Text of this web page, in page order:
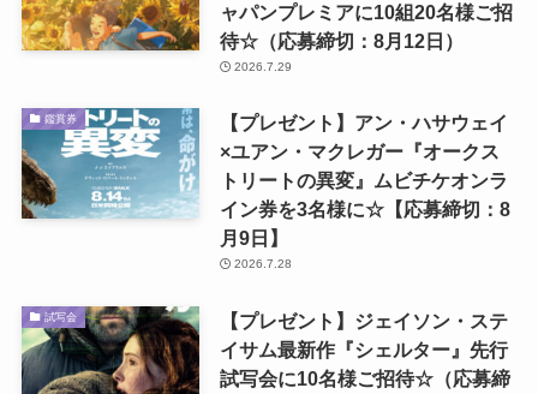
ャパンプレミアに10組20名様ご招
待☆（応募締切：8月12日）
2026.7.29
鑑賞券
【プレゼント】アン・ハサウェイ
×ユアン・マクレガー『オークス
トリートの異変』ムビチケオンラ
イン券を3名様に☆【応募締切：8
月9日】
2026.7.28
試写会
【プレゼント】ジェイソン・ステ
イサム最新作『シェルター』先行
試写会に10名様ご招待☆（応募締